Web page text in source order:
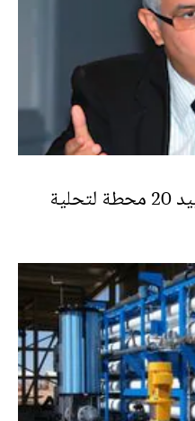
بركة: الوزارة تطمح إلى تشييد 20 محطة لتحلية